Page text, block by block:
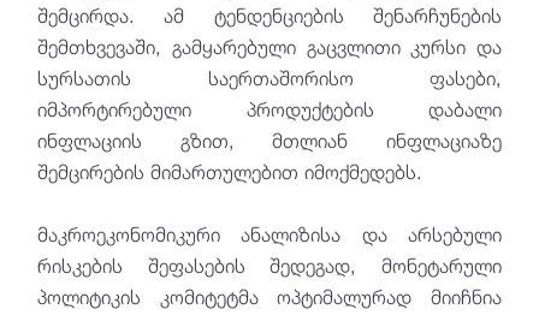
შემცირდა. ამ ტენდენციების შენარჩუნების
შემთხვევაში, გამყარებული გაცვლითი კურსი და
სურსათის საერთაშორისო ფასები,
იმპორტირებული პროდუქტების დაბალი
ინფლაციის გზით, მთლიან ინფლაციაზე
შემცირების მიმართულებით იმოქმედებს.
მაკროეკონომიკური ანალიზისა და არსებული
რისკების შეფასების შედეგად, მონეტარული
პოლიტიკის კომიტეტმა ოპტიმალურად მიიჩნია